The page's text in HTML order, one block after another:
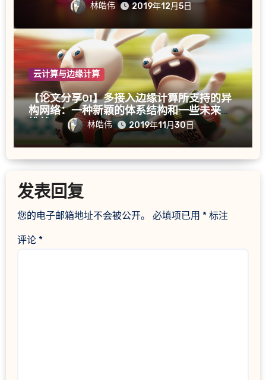
林皓伟 2019年12月5日
云计算与边缘计算
【论文分享01】多接入边缘计算所支持的异
构网络：一种新颖的体系结构和一些未来的
挑战
林皓伟 2019年11月30日
发表回复
您的电子邮箱地址不会被公开。 必填项已用 * 标注
评论 *